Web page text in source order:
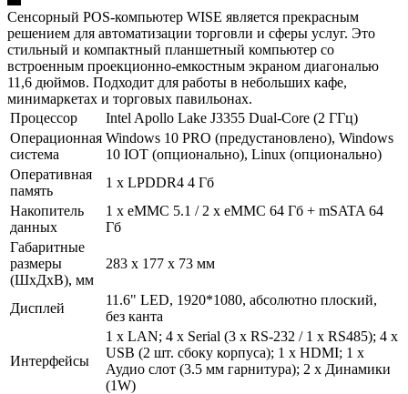
Сенсорный POS-компьютер WISE является прекрасным
решением для автоматизации торговли и сферы услуг. Это
стильный и компактный планшетный компьютер со
встроенным проекционно-емкостным экраном диагональю
11,6 дюймов. Подходит для работы в небольших кафе,
минимаркетах и торговых павильонах.
Процессор
Intel Apollo Lake J3355 Dual-Core (2 ГГц)
Операционная
система
Windows 10 PRO (предустановлено), Windows
10 IOT (опционально), Linux (опционально)
Оперативная
память
1 х LPDDR4 4 Гб
Накопитель
данных
1 х eMMC 5.1 / 2 х eMMC 64 Гб + mSATA 64
Гб
Габаритные
размеры
(ШхДхВ), мм
283 х 177 х 73 мм
Дисплей
11.6" LED, 1920*1080, абсолютно плоский,
без канта
Интерфейсы
1 х LAN; 4 х Serial (3 х RS-232 / 1 х RS485); 4 х
USB (2 шт. сбоку корпуса); 1 х HDMI; 1 х
Аудио слот (3.5 мм гарнитура); 2 х Динамики
(1W)